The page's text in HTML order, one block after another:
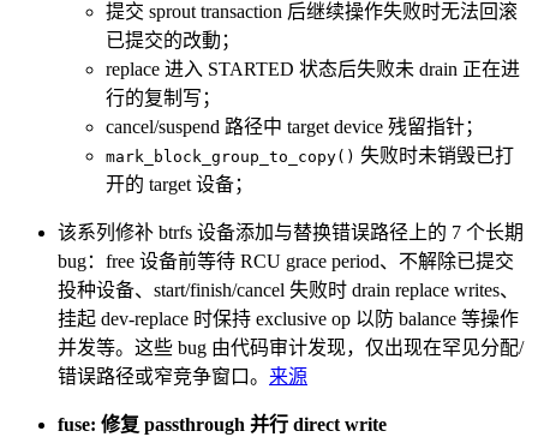
提交 sprout transaction 后继续操作失败时无法回滚
已提交的改動；
replace 进入 STARTED 状态后失败未 drain 正在进
行的复制写；
cancel/suspend 路径中 target device 残留指针；
mark_block_group_to_copy() 失败时未销毁已打
开的 target 设备；
该系列修补 btrfs 设备添加与替换错误路径上的 7 个长期
bug：free 设备前等待 RCU grace period、不解除已提交
投种设备、start/finish/cancel 失败时 drain replace writes、
挂起 dev-replace 时保持 exclusive op 以防 balance 等操作
并发等。这些 bug 由代码审计发现，仅出现在罕见分配/
错误路径或窄竞争窗口。 来源
fuse: 修复 passthrough 并行 direct write